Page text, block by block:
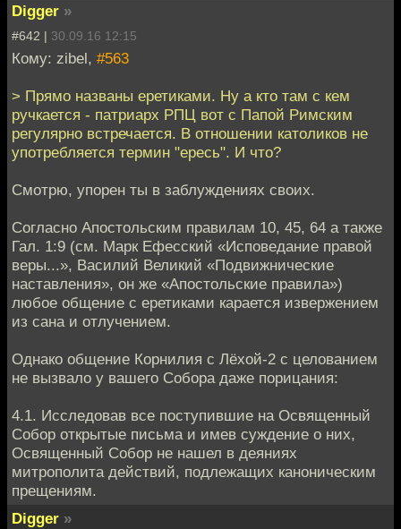
Digger »
#642 | 30.09.16 12:15
Кому: zibel, #563
> Прямо названы еретиками. Ну а кто там с кем
ручкается - патриарх РПЦ вот с Папой Римским
регулярно встречается. В отношении католиков не
употребляется термин "ересь". И что?
Смотрю, упорен ты в заблуждениях своих.
Согласно Апостольским правилам 10, 45, 64 а также
Гал. 1:9 (см. Марк Ефесский «Исповедание правой
веры...», Василий Великий «Подвижнические
наставления», он же «Апостольские правила»)
любое общение с еретиками карается извержением
из сана и отлучением.
Однако общение Корнилия с Лёхой-2 с целованием
не вызвало у вашего Собора даже порицания:
4.1. Исследовав все поступившие на Освященный
Собор открытые письма и имев суждение о них,
Освященный Собор не нашел в деяниях
митрополита действий, подлежащих каноническим
прещениям.
Digger »